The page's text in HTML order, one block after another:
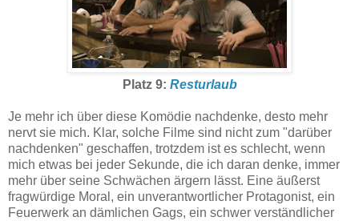
Platz 9: Resturlaub
Je mehr ich über diese Komödie nachdenke, desto mehr
nervt sie mich. Klar, solche Filme sind nicht zum "darüber
nachdenken" geschaffen, trotzdem ist es schlecht, wenn
mich etwas bei jeder Sekunde, die ich daran denke, immer
mehr über seine Schwächen ärgern lässt. Eine äußerst
fragwürdige Moral, ein unverantwortlicher Protagonist, ein
Feuerwerk an dämlichen Gags, ein schwer verständlicher